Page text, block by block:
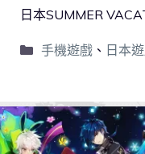
日本SUMMER
手機遊戲、 日本